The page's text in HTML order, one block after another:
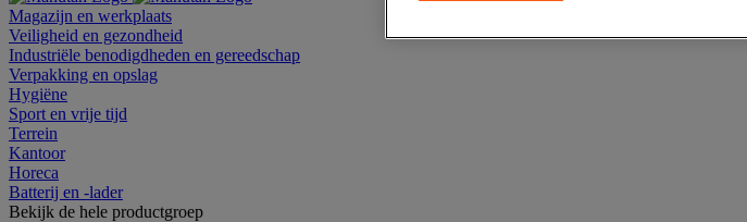
Magazijn en werkplaats
Veiligheid en gezondheid
Industriële benodigdheden en gereedschap
Verpakking en opslag
Hygiëne
Sport en vrije tijd
Terrein
Kantoor
Horeca
Batterij en -lader
Bekijk de hele productgroep